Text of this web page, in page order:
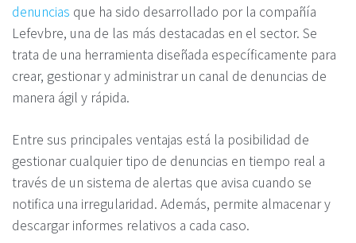
denuncias que ha sido desarrollado por la compañía
Lefevbre, una de las más destacadas en el sector. Se
trata de una herramienta diseñada específicamente para
crear, gestionar y administrar un canal de denuncias de
manera ágil y rápida.
Entre sus principales ventajas está la posibilidad de
gestionar cualquier tipo de denuncias en tiempo real a
través de un sistema de alertas que avisa cuando se
notifica una irregularidad. Además, permite almacenar y
descargar informes relativos a cada caso.